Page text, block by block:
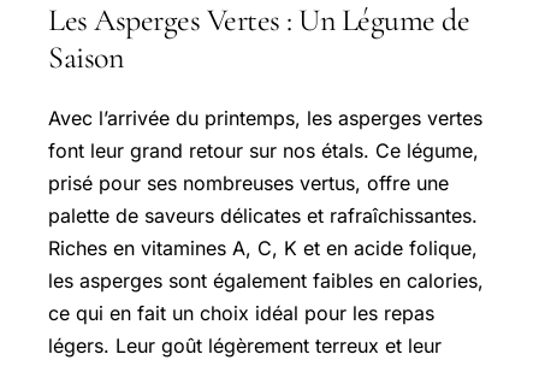
Les Asperges Vertes : Un Légume de
Saison
Avec l’arrivée du printemps, les asperges vertes
font leur grand retour sur nos étals. Ce légume,
prisé pour ses nombreuses vertus, offre une
palette de saveurs délicates et rafraîchissantes.
Riches en vitamines A, C, K et en acide folique,
les asperges sont également faibles en calories,
ce qui en fait un choix idéal pour les repas
légers. Leur goût légèrement terreux et leur